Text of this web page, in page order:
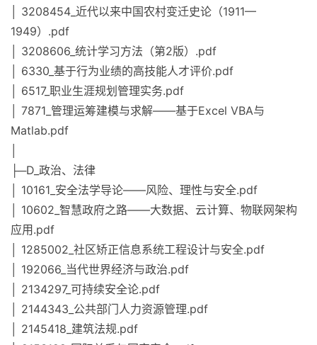
│ 3208454_近代以来中国农村变迁史论（1911—
1949）.pdf
│ 3208606_统计学习方法（第2版）.pdf
│ 6330_基于行为业绩的高技能人才评价.pdf
│ 6517_职业生涯规划管理实务.pdf
│ 7871_管理运筹建模与求解——基于Excel VBA与
Matlab.pdf
├─D_政治、法律
│ 10161_安全法学导论——风险、理性与安全.pdf
│ 10602_智慧政府之路——大数据、云计算、物联网架构
应用.pdf
│ 1285002_社区矫正信息系统工程设计与安全.pdf
│ 192066_当代世界经济与政治.pdf
│ 2134297_可持续安全论.pdf
│ 2144343_公共部门人力资源管理.pdf
│ 2145418_建筑法规.pdf